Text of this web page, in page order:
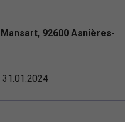
92600 Asnières-
31.01.2024